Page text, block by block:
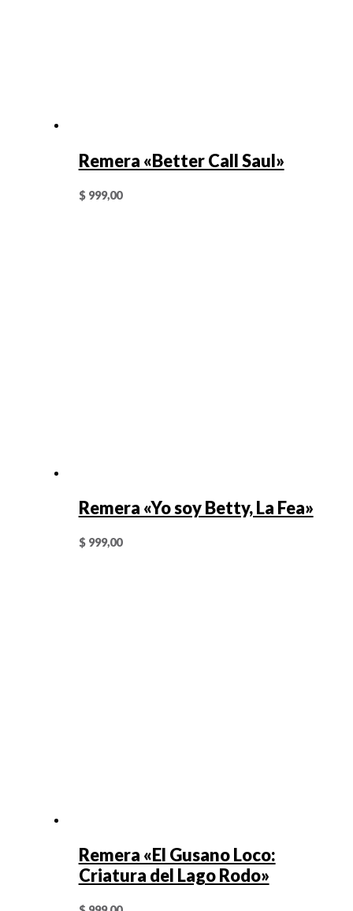
Remera «Better Call Saul»
$999,00
Remera «Yo soy Betty, La Fea»
$999,00
Remera «El Gusano Loco:
Criatura del Lago Rodo»